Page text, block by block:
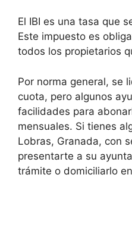
El IBI es una tasa que
Este impuesto es
todos los propietarios
Por norma general, se
cuota, pero algunos
facilidades para
mensuales. Si tienes
Lobras, Granada, con
presentarte a su
trámite o domiciliarlo